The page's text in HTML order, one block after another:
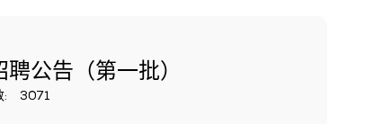
公告（第一批）
: 3071